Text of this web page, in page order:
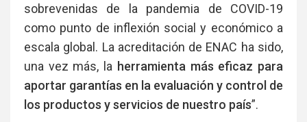
sobrevenidas de la pandemia de COVID-19
como punto de inflexión social y económico a
escala global. La acreditación de ENAC ha sido,
una vez más, la herramienta más eficaz para
aportar garantías en la evaluación y control de
los productos y servicios de nuestro país”.